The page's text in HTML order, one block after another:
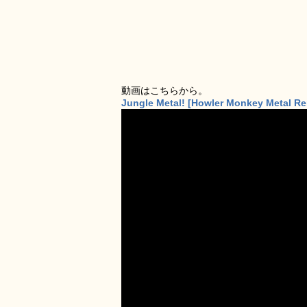
動画はこちらから。
Jungle Metal! [Howler Monkey Metal